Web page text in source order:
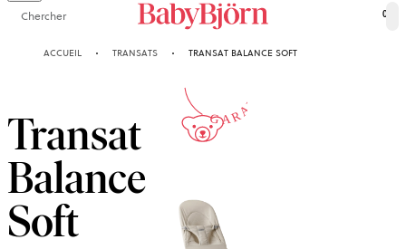
Chercher 0
ACCUEIL TRANSATS TRANSAT BALANCE SOFT
Transat
Balance
Soft
10-ANS
GARANTIE